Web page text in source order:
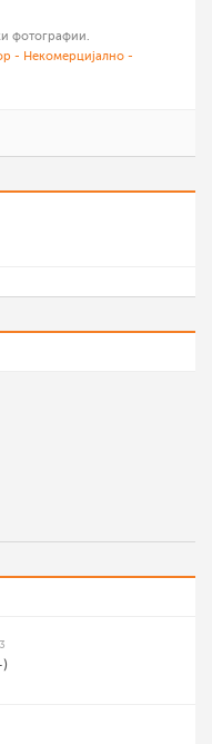
фотографии.
- Некомерцијално -